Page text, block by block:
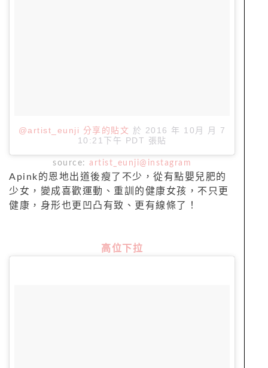
@artist_eunji 分享的貼文 於 2016 年 10月 月 7
10:21下午 PDT 張貼
source: artist_eunji@instagram
Apink的恩地出道後瘦了不少，從有點嬰兒肥的
少女，變成喜歡運動、重訓的健康女孩，不只更
健康，身形也更凹凸有致、更有線條了！
高位下拉